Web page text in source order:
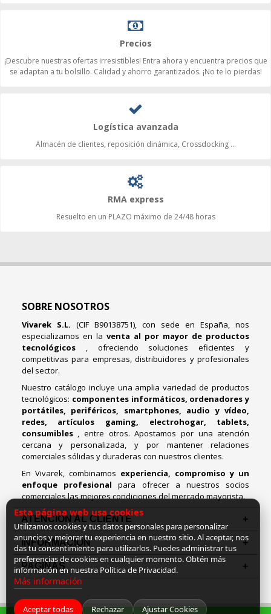
Precios
¡Descubre nuestras ofertas irresistibles! Entra ahora y encuentra precios que
se adaptan a tu bolsillo. Calidad y ahorro garantizados. ¡No te lo pierdas!
Logística avanzada
Almacén de clientes, reposición dinámica, Crossdocking ...
RMA express
Resuelto en un PLAZO máximo de 24/48 horas
SOBRE NOSOTROS
Vivarek S.L. (CIF B90138751), con sede en España, nos
especializamos en la venta al por mayor de productos
tecnológicos , ofreciendo soluciones eficientes y
competitivas para empresas, distribuidores y profesionales
del sector.
Nuestro catálogo incluye una amplia variedad de productos
tecnológicos: componentes informáticos, ordenadores y
portátiles, periféricos, smartphones, audio y vídeo,
redes, artículos gaming, electrohogar, tablets,
consumibles , entre otros. Apostamos por una atención
cercana y personalizada, y por mantener relaciones
comerciales sólidas y duraderas con nuestros clientes.
En Vivarek, combinamos experiencia, compromiso y un
enfoque profesionalpara ofrecer a nuestros socios
comerciales las mejores condiciones del mercado mayorista.
ATENCIÓN AL CLIENTE
INFORMACION
PAGINAS
Esta página web usa cookies
Utilizamos cookies y tus datos personales para personalizar
anuncios y mejorar tu experiencia en nuestro sitio. Al aceptar, nos
das tu consentimiento para utilizarlos. Puedes administrar tus
preferencias de cookies en cualquier momento. Obtén más
información en nuestra Política de Privacidad.
Más información
Aceptar todas Rechazar Ajustar Cookies